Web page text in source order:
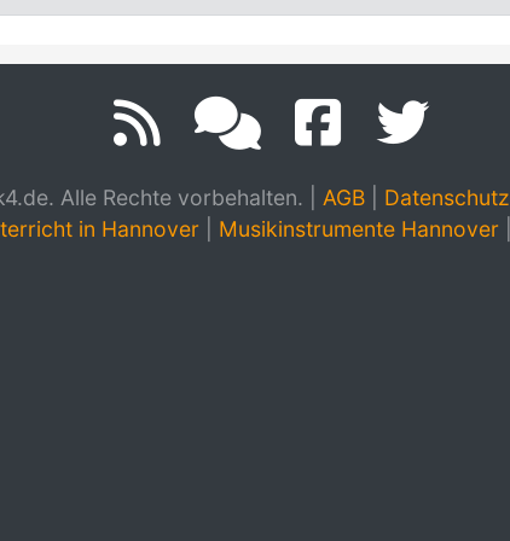
Alle Rechte vorbehalten. AGB| Datenschutz
in Hannover
Musikinstrumente Hannover